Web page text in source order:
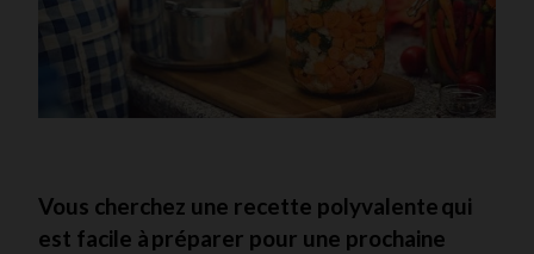
Vous cherchez une recette polyvalente qui
est facile à préparer pour une prochaine